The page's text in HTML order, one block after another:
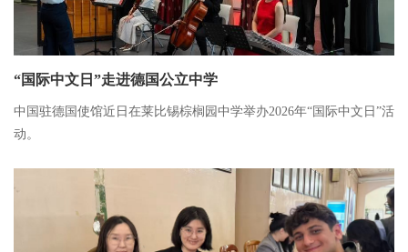
“国际中文日”走进德国公立中学
中国驻德国使馆近日在莱比锡棕榈园中学举办2026年“国际中文日”活
动。